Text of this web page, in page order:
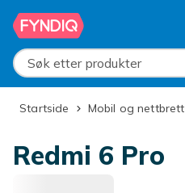
Hopp til hovedinnhold
Søk etter produkter
Startside Mobil og nettbrett
Redmi 6 Pro